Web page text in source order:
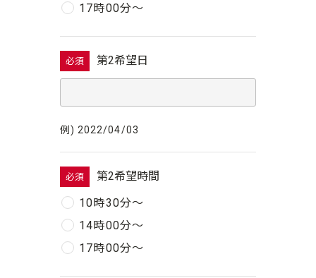
17時00分〜
必須 第2希望日
例) 2022/04/03
必須
第2希望時間
10時30分〜
14時00分〜
17時00分〜